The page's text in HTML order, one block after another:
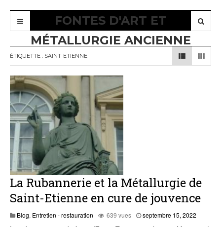
FONTES D'ART ET
MÉTALLURGIE ANCIENNE
ÉTIQUETTE : SAINT-ETIENNE
La Rubannerie et la Métallurgie de
Saint-Etienne en cure de jouvence
Blog, Entretien - restauration 639 vues septembre 15, 2022